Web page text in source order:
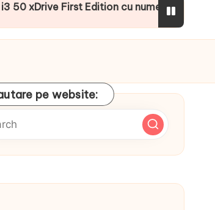
Edition cu numeroase dotări suplimentare
pe website: